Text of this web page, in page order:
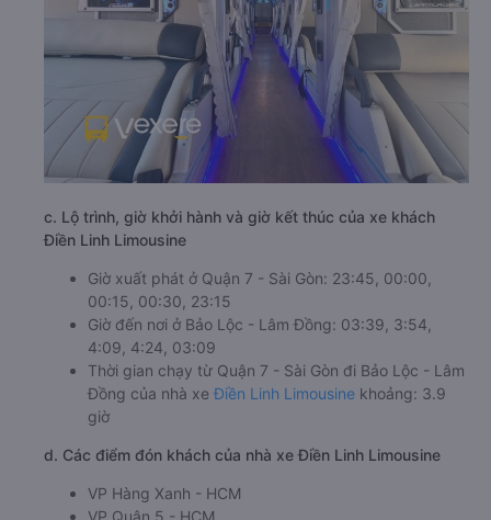
c. Lộ trình, giờ khởi hành và giờ kết thúc của xe khách
Điền Linh Limousine
Giờ xuất phát ở Quận 7 - Sài Gòn: 23:45, 00:00,
00:15, 00:30, 23:15
Giờ đến nơi ở Bảo Lộc - Lâm Đồng: 03:39, 3:54,
4:09, 4:24, 03:09
Thời gian chạy từ Quận 7 - Sài Gòn đi Bảo Lộc - Lâm
Đồng của nhà xe Điền Linh Limousine khoảng: 3.9
giờ
d. Các điểm đón khách của nhà xe Điền Linh Limousine
VP Hàng Xanh - HCM
VP Quận 5 - HCM